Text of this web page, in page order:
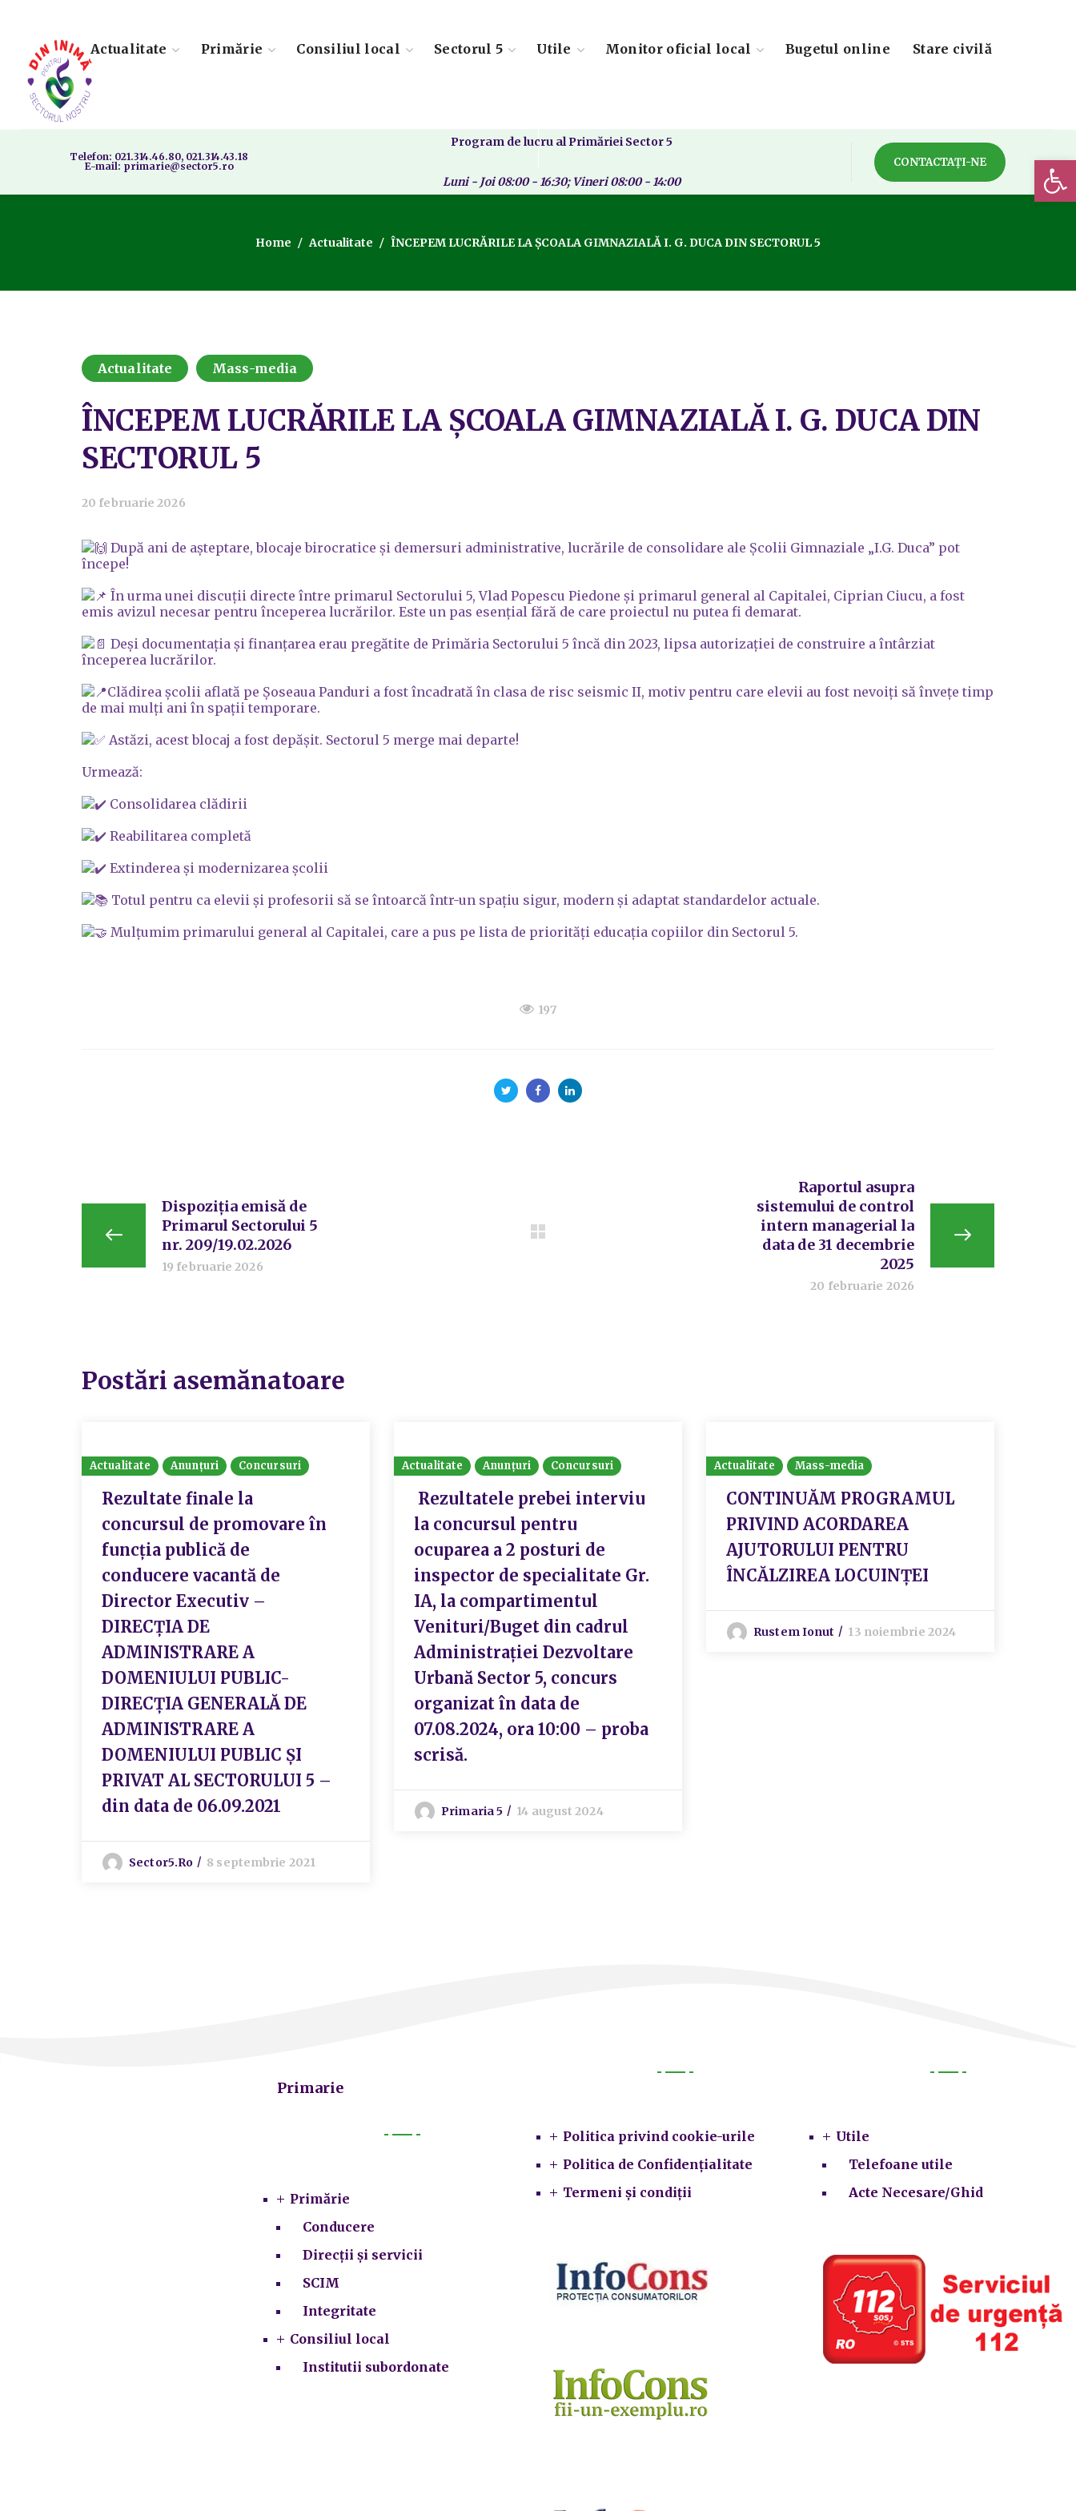
Actualitate Primărie Consiliul local Sectorul 5 Utile Monitor oficial local Bugetul online Stare civilă
Telefon: 021.314.46.80, 021.314.43.18
E-mail: primarie@sector5.ro
Program de lucru al Primăriei Sector 5
Luni - Joi 08:00 - 16:30; Vineri 08:00 - 14:00
CONTACTAȚI-NE
Home Actualitate ÎNCEPEM LUCRĂRILE LA ȘCOALA GIMNAZIALĂ I. G. DUCA DIN SECTORUL 5
Actualitate Mass-media
ÎNCEPEM LUCRĂRILE LA ȘCOALA GIMNAZIALĂ I. G. DUCA DIN
SECTORUL 5
20 februarie 2026
După ani de așteptare, blocaje birocratice și demersuri administrative, lucrările de consolidare ale Școlii Gimnaziale „I.G. Duca” pot
începe!
În urma unei discuții directe între primarul Sectorului 5, Vlad Popescu Piedone și primarul general al Capitalei, Ciprian Ciucu, a fost
emis avizul necesar pentru începerea lucrărilor. Este un pas esențial fără de care proiectul nu putea fi demarat.
Deși documentația și finanțarea erau pregătite de Primăria Sectorului 5 încă din 2023, lipsa autorizației de construire a întârziat
începerea lucrărilor.
Clădirea școlii aflată pe Șoseaua Panduri a fost încadrată în clasa de risc seismic II, motiv pentru care elevii au fost nevoiți să învețe timp
de mai mulți ani în spații temporare.
Astăzi, acest blocaj a fost depășit. Sectorul 5 merge mai departe!
Urmează:
Consolidarea clădirii
Reabilitarea completă
Extinderea și modernizarea școlii
Totul pentru ca elevii și profesorii să se întoarcă într-un spațiu sigur, modern și adaptat standardelor actuale.
Mulțumim primarului general al Capitalei, care a pus pe lista de priorități educația copiilor din Sectorul 5.
197
Dispoziția emisă de
Primarul Sectorului 5
nr. 209/19.02.2026
19 februarie 2026
Raportul asupra
sistemului de control
intern managerial la
data de 31 decembrie
2025
20 februarie 2026
Postări asemănatoare
Actualitate Anunțuri Concursuri
Rezultate finale la
concursul de promovare în
funcția publică de
conducere vacantă de
Director Executiv –
DIRECȚIA DE
ADMINISTRARE A
DOMENIULUI PUBLIC-
DIRECȚIA GENERALĂ DE
ADMINISTRARE A
DOMENIULUI PUBLIC ȘI
PRIVAT AL SECTORULUI 5 –
din data de 06.09.2021
Sector5.ro 8 septembrie 2021
Actualitate Anunțuri Concursuri
Rezultatele prebei interviu
la concursul pentru
ocuparea a 2 posturi de
inspector de specialitate Gr.
IA, la compartimentul
Venituri/Buget din cadrul
Administrației Dezvoltare
Urbană Sector 5, concurs
organizat în data de
07.08.2024, ora 10:00 – proba
scrisă.
Primaria 5 14 august 2024
Actualitate Mass-media
CONTINUĂM PROGRAMUL
PRIVIND ACORDAREA
AJUTORULUI PENTRU
ÎNCĂLZIREA LOCUINȚEI
Rustem Ionut 13 noiembrie 2024
Primarie
Primărie
Conducere
Direcții și servicii
SCIM
Integritate
Consiliul local
Institutii subordonate
Politica privind cookie-urile
Politica de Confidențialitate
Termeni și condiții
Utile
Telefoane utile
Acte Necesare/Ghid